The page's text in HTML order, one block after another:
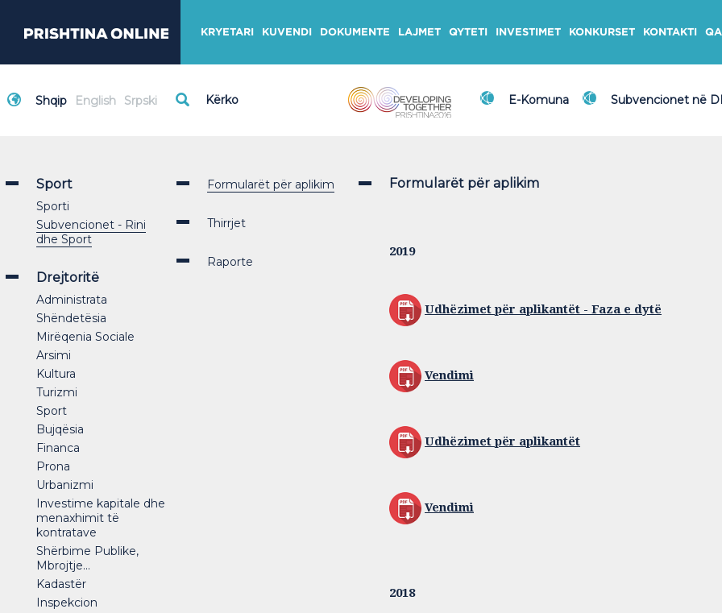
KRYETARI KUVENDI DOKUMENTE LAJMET QYTETI INVESTIMET KONKURSET KONTAKTI
Shqip English Srpski E-Komuna Subvencionet në
Sport
Sporti
Subvencionet - Rini
dhe Sport
Drejtoritë
Administrata
Shëndetësia
Mirëqenia Sociale
Arsimi
Kultura
Turizmi
Sport
Bujqësia
Financa
Prona
Urbanizmi
Investime kapitale dhe
menaxhimit të
kontratave
Shërbime Publike,
Mbrojtje...
Kadastër
Inspekcion
Formularët për aplikim
Thirrjet
Raporte
Formularët për aplikim
2019
Udhëzimet për aplikantët - Faza e dytë
Vendimi
Udhëzimet për aplikantët
Vendimi
2018